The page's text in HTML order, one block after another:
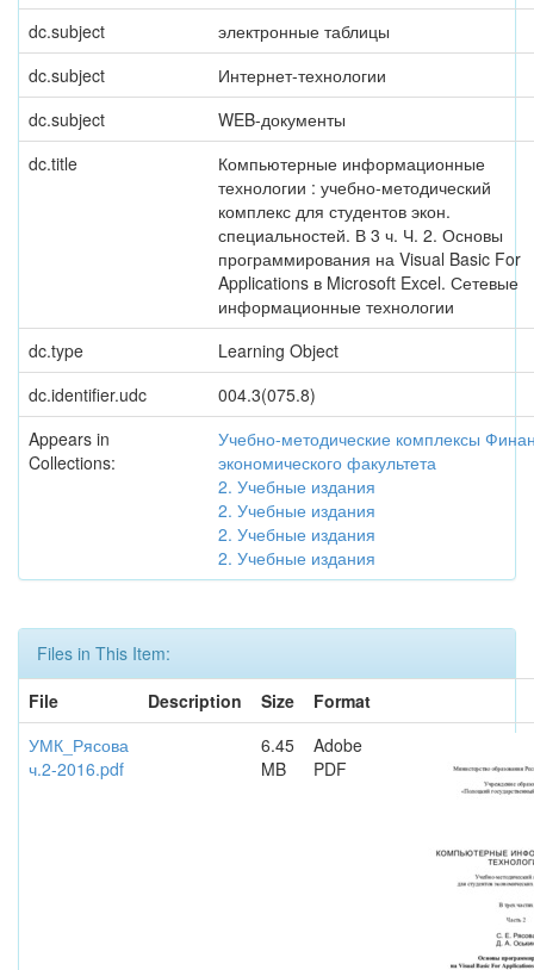
dc.subject
электронные таблицы
dc.subject
Интернет-технологии
dc.subject
WEB-документы
dc.title
Компьютерные информационные
технологии : учебно-методический
комплекс для студентов экон.
специальностей. В 3 ч. Ч. 2. Основы
программирования на Visual Basic For
Applications в Microsoft Excel. Сетевые
информационные технологии
dc.type
Learning Object
dc.identifier.udc
004.3(075.8)
Appears in
Collections:
Учебно-методические комплексы
экономического факультета
2. Учебные издания
2. Учебные издания
2. Учебные издания
2. Учебные издания
Files in This Item:
File
Description Size
Format
УМК_Рясова
ч.2-2016.pdf
6.45
MB
Adobe
PDF